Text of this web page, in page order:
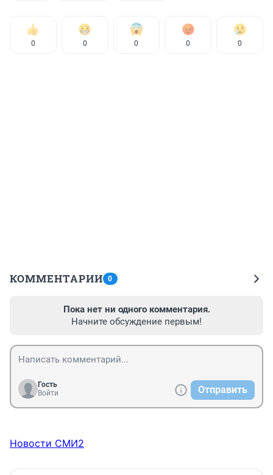
0 0 0 0 0
КОММЕНТАРИИ 0
Пока нет ни одного комментария.
Начните обсуждение первым!
Гость
Войти
Отправить
Новости СМИ2